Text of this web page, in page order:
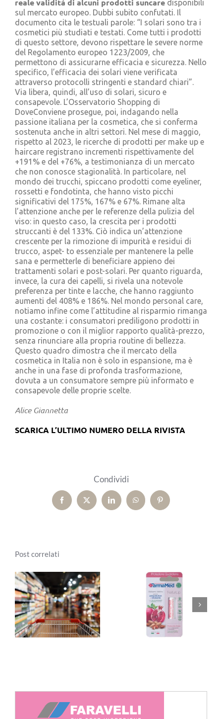
reale validità di alcuni prodotti suncare disponibili
sul mercato europeo. Dubbi subito confutati. Il
documento cita le testuali parole: “I solari sono tra i
cosmetici più studiati e testati. Come tutti i prodotti
di questo settore, devono rispettare le severe norme
del Regolamento europeo 1223/2009, che
permettono di assicurarne efficacia e sicurezza. Nello
specifico, l’efficacia dei solari viene verificata
attraverso protocolli stringenti e standard chiari”.
Via libera, quindi, all’uso di solari, sicuro e
consapevole. L’Osservatorio Shopping di
DoveConviene prosegue, poi, indagando nella
passione italiana per la cosmetica, che si conferma
sostenuta anche in altri settori. Nel mese di maggio,
rispetto al 2023, le ricerche di prodotti per make up e
haircare registrano incrementi rispettivamente del
+191% e del +76%, a testimonianza di un mercato
che non conosce stagionalità. In particolare, nel
mondo dei trucchi, spiccano prodotti come eyeliner,
rossetti e fondotinta, che hanno visto picchi
significativi del 175%, 167% e 67%. Rimane alta
l’attenzione anche per le referenze della pulizia del
viso: in questo caso, la crescita per i prodotti
struccanti è del 133%. Ciò indica un’attenzione
crescente per la rimozione di impurità e residui di
trucco, aspet- to essenziale per mantenere la pelle
sana e permetterle di beneficiare appieno dei
trattamenti solari e post-solari. Per quanto riguarda,
invece, la cura dei capelli, si rivela una notevole
preferenza per tinte e lacche, che hanno raggiunto
aumenti del 408% e 186%. Nel mondo personal care,
notiamo infine come l’attitudine al risparmio rimanga
una costante: i consumatori prediligono prodotti in
promozione o con il miglior rapporto qualità-prezzo,
senza rinunciare alla propria routine di bellezza.
Questo quadro dimostra che il mercato della
cosmetica in Italia non è solo in espansione, ma è
anche in una fase di profonda trasformazione,
dovuta a un consumatore sempre più informato e
consapevole delle proprie scelte.
Alice Giannetta
SCARICA L’ULTIMO NUMERO DELLA RIVISTA
Condividi
FacebookX LinkedInWhatsAppPinterest
Post correlati